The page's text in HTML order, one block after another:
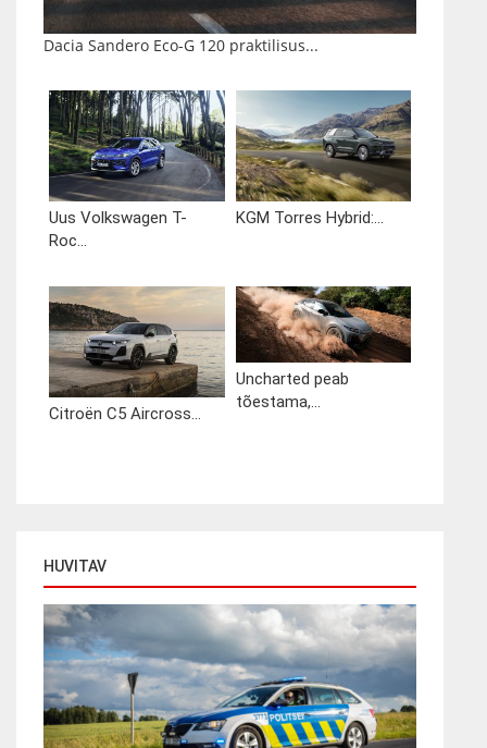
Dacia Sandero Eco-G 120 praktilisus...
Uus Volkswagen T-
Roc...
KGM Torres Hybrid:...
Citroën C5 Aircross...
Uncharted peab
tõestama,...
HUVITAV